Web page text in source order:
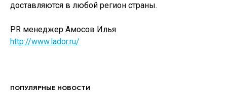
доставляются в любой регион страны.
PR менеджер Амосов Илья
http://www.lador.ru/
ПОПУЛЯРНЫЕ НОВОСТИ